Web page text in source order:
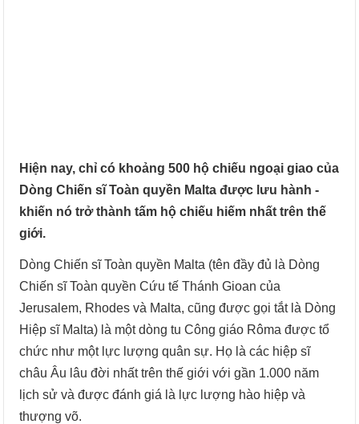
Hiện nay, chỉ có khoảng 500 hộ chiếu ngoại giao của
Dòng Chiến sĩ Toàn quyền Malta được lưu hành -
khiến nó trở thành tấm hộ chiếu hiếm nhất trên thế
giới.
Dòng Chiến sĩ Toàn quyền Malta (tên đầy đủ là Dòng
Chiến sĩ Toàn quyền Cứu tế Thánh Gioan của
Jerusalem, Rhodes và Malta, cũng được gọi tắt là Dòng
Hiệp sĩ Malta) là một dòng tu Công giáo Rôma được tổ
chức như một lực lượng quân sự. Họ là các hiệp sĩ
châu Âu lâu đời nhất trên thế giới với gần 1.000 năm
lịch sử và được đánh giá là lực lượng hào hiệp và
thượng võ.